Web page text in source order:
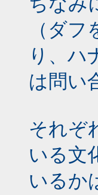
（ダ
り、ハ
は問い
それぞ
いる文
いるか